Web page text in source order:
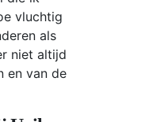
vluchtig
als
niet altijd
en van de